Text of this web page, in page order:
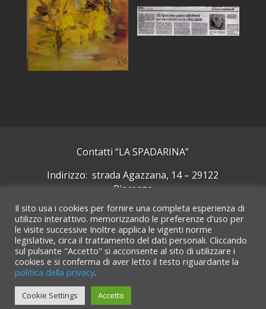
Contatti “LA SPADARINA”
Indirizzo: strada Agazzana, 14 – 29122
Piacenza
Cellulare: +39 339 5092244
Email: laspadarinarte@gmail.com
Cerca su GMaps
© “La Spadarina” anni 2022 e successivi. I contenuti
sono parte integrante del sito.
Il sito usa i cookies per fornire una completa esperienza di
utilizzo interattivo. memorizzando le preferenze d'uso per
le visite successive Inoltre applica le vigenti norme
legislative, circa il trattamento del dati personali. Cliccando
sul pulsante "Accetto" si acconsente al sito di utilizzare i
cookies e si conferma di aver letto il testo riguardante la
politica della privacy.
Cookie Settings Accetto